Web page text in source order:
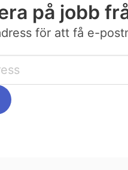
på jobb
för att få e-